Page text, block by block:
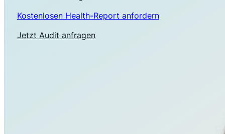
Kostenlosen Health-Report anfordern
Jetzt Audit anfragen